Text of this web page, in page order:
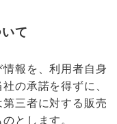
て
報を、利用者自身
の承諾を得ずに、
三者に対する販売
とします。